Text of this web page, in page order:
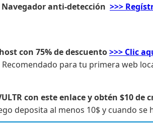
anti-detección >>>
con 75% de descuento>>> Clic
para tu primera web
con este enlace y obtén $10 de
deposita al menos 10$ y cuando